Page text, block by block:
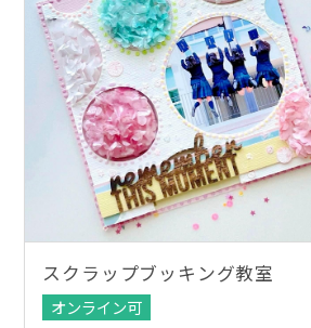
スクラップブッキング教室
オンライン可